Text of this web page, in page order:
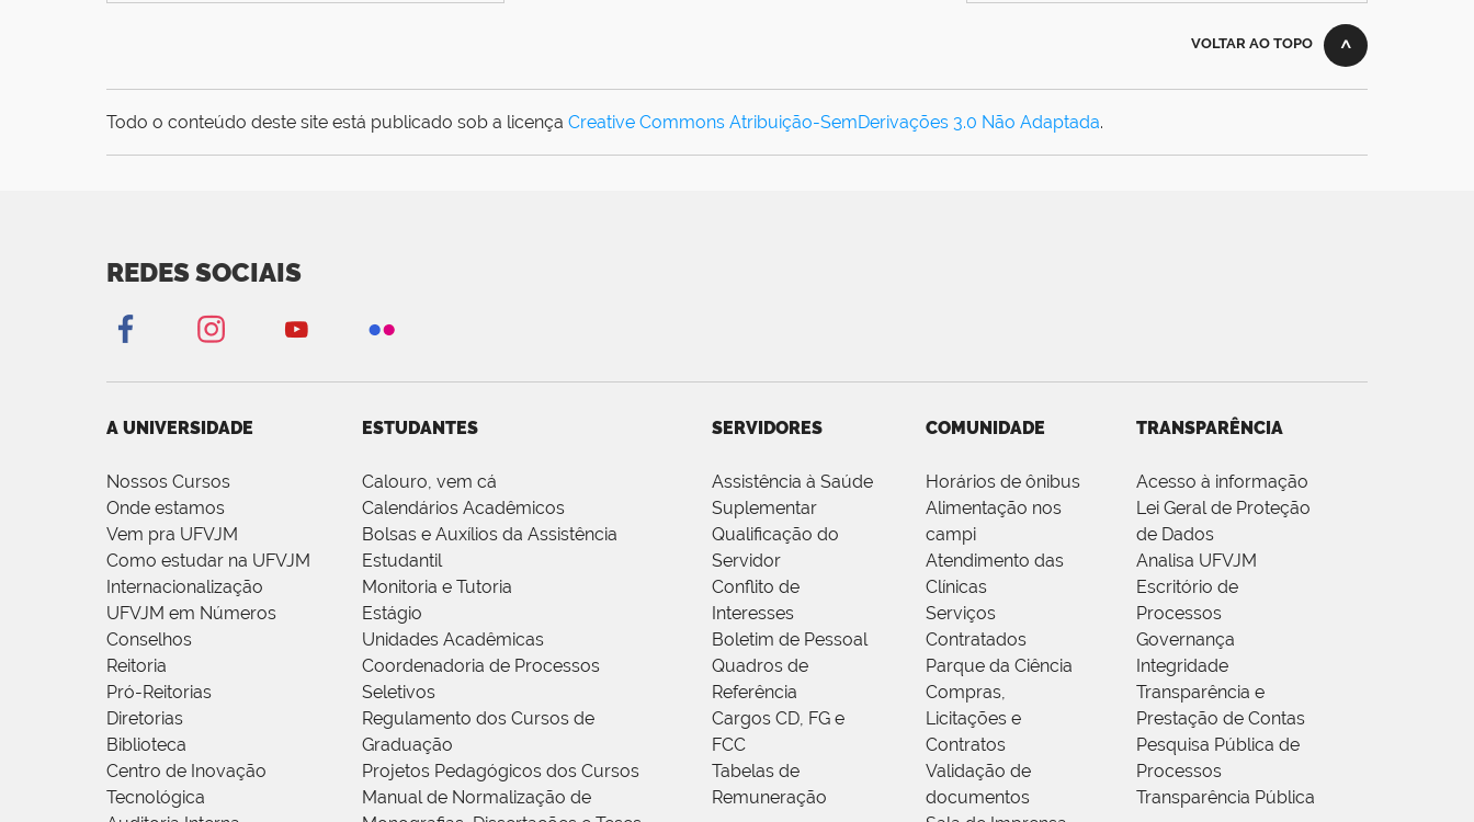
VOLTAR AO TOPO
Todo o conteúdo deste site está publicado sob a licença Creative Commons Atribuição-SemDerivações 3.0 Não Adaptada.
REDES SOCIAIS
A UNIVERSIDADE
Nossos Cursos
Onde estamos
Vem pra UFVJM
Como estudar na UFVJM
Internacionalização
UFVJM em Números
Conselhos
Reitoria
Pró-Reitorias
Diretorias
Biblioteca
Centro de Inovação
Tecnológica
ESTUDANTES
Calouro, vem cá
Calendários Acadêmicos
Bolsas e Auxílios da Assistência
Estudantil
Monitoria e Tutoria
Estágio
Unidades Acadêmicas
Coordenadoria de Processos
Seletivos
Regulamento dos Cursos de
Graduação
Projetos Pedagógicos dos Cursos
Manual de Normalização de
SERVIDORES
Assistência à Saúde
Suplementar
Qualificação do
Servidor
Conflito de
Interesses
Boletim de Pessoal
Quadros de
Referência
Cargos CD, FG e
FCC
Tabelas de
Remuneração
COMUNIDADE
Horários de ônibus
Alimentação nos
campi
Atendimento das
Clínicas
Serviços
Contratados
Parque da Ciência
Compras,
Licitações e
Contratos
Validação de
documentos
TRANSPARÊNCIA
Acesso à informação
Lei Geral de Proteção
de Dados
Analisa UFVJM
Escritório de
Processos
Governança
Integridade
Transparência e
Prestação de Contas
Pesquisa Pública de
Processos
Transparência Pública